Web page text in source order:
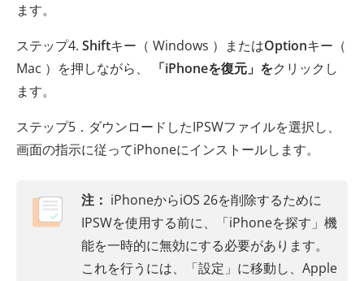
ます。
ステップ4. Shiftキー（ Windows ）またはOptionキー（
Mac ）を押しながら、
「iPhoneを復元」をクリックし
ます。
ステップ5．ダウンロードしたIPSWファイルを選択し、
画面の指示に従ってiPhoneにインストールします。
注： iPhoneからiOS 26を削除するために
IPSWを使用する前に、「iPhoneを探す」機
能を一時的に無効にする必要があります。
これを行うには、「設定」に移動し、Apple